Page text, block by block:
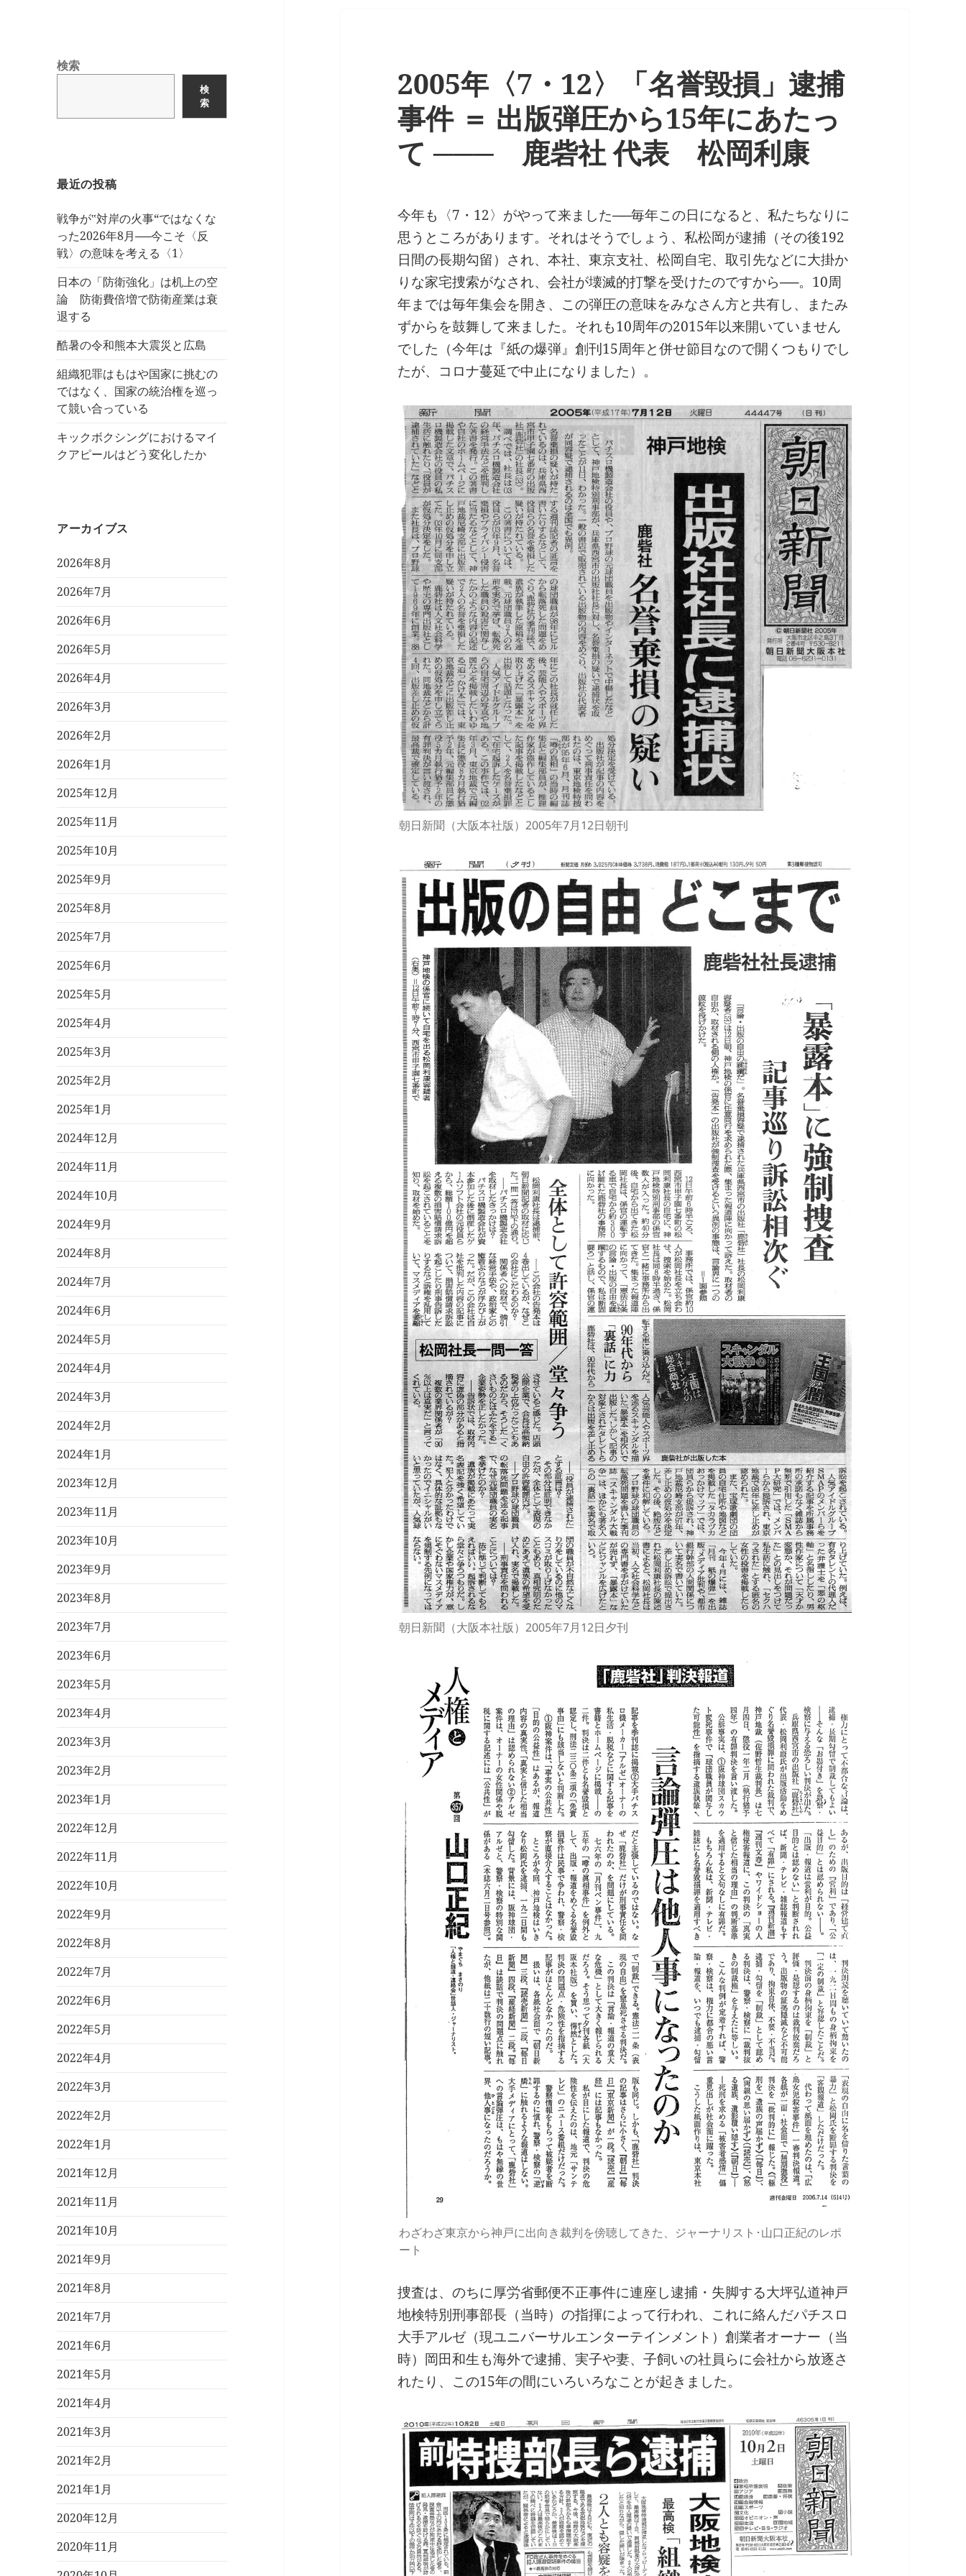
検索
検
索
最近の投稿
戦争が‟対岸の火事“ではなくな
った2026年8月──今こそ〈反
戦〉の意味を考える〈1〉
日本の「防衛強化」は机上の空
論 防衛費倍増で防衛産業は衰
退する
酷暑の令和熊本大震災と広島
組織犯罪はもはや国家に挑むの
ではなく、国家の統治権を巡っ
て競い合っている
キックボクシングにおけるマイ
クアピールはどう変化したか
アーカイブス
2026年8月
2026年7月
2026年6月
2026年5月
2026年4月
2026年3月
2026年2月
2026年1月
2025年12月
2025年11月
2025年10月
2025年9月
2025年8月
2025年7月
2025年6月
2025年5月
2025年4月
2025年3月
2025年2月
2025年1月
2024年12月
2024年11月
2024年10月
2024年9月
2024年8月
2024年7月
2024年6月
2024年5月
2024年4月
2024年3月
2024年2月
2024年1月
2023年12月
2023年11月
2023年10月
2023年9月
2023年8月
2023年7月
2023年6月
2023年5月
2023年4月
2023年3月
2023年2月
2023年1月
2022年12月
2022年11月
2022年10月
2022年9月
2022年8月
2022年7月
2022年6月
2022年5月
2022年4月
2022年3月
2022年2月
2022年1月
2021年12月
2021年11月
2021年10月
2021年9月
2021年8月
2021年7月
2021年6月
2021年5月
2021年4月
2021年3月
2021年2月
2021年1月
2020年12月
2020年11月
2005年〈7・12〉「名誉毀損」逮捕
事件 ＝ 出版弾圧から15年にあたっ
て ─── 鹿砦社 代表 松岡利康
今年も〈7・12〉がやって来ました──毎年この日になると、私たちなりに
思うところがあります。それはそうでしょう、私松岡が逮捕（その後192
日間の長期勾留）され、本社、東京支社、松岡自宅、取引先などに大掛か
りな家宅捜索がなされ、会社が壊滅的打撃を受けたのですから──。10周
年までは毎年集会を開き、この弾圧の意味をみなさん方と共有し、またみ
ずからを鼓舞して来ました。それも10周年の2015年以来開いていません
でした（今年は『紙の爆弾』創刊15周年と併せ節目なので開くつもりでし
たが、コロナ蔓延で中止になりました）。
朝日新聞（大阪本社版）2005年7月12日朝刊
朝日新聞（大阪本社版）2005年7月12日夕刊
わざわざ東京から神戸に出向き裁判を傍聴してきた、ジャーナリスト･山口正紀のレポ
ート
捜査は、のちに厚労省郵便不正事件に連座し逮捕・失脚する大坪弘道神戸
地検特別刑事部長（当時）の指揮によって行われ、これに絡んだパチスロ
大手アルゼ（現ユニバーサルエンターテインメント）創業者オーナー（当
時）岡田和生も海外で逮捕、実子や妻、子飼いの社員らに会社から放逐さ
れたり、この15年の間にいろいろなことが起きました。